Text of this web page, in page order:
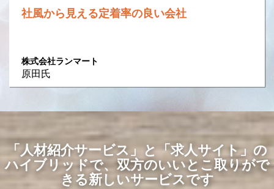
社風から見える定着率の良い会社
株式会社ランマート
原田氏
「人材紹介サービス」と「求人サイト」の
ハイブリッドで、双方のいいとこ取りがで
きる新しいサービスです